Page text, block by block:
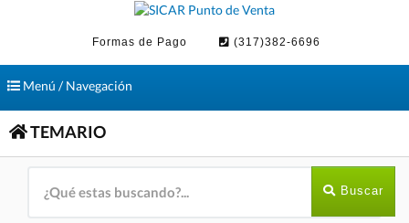
Formas de Pago (317)382-6696
ToggleMenú / Navegación
TEMARIO
Buscar